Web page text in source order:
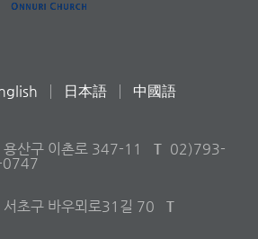
日本語 中國語
산구 이촌로 347-11
T 02)793-
초구 바우뫼로31길 70
T